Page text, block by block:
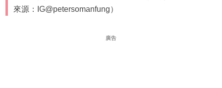
來源：IG@petersomanfung）
廣告